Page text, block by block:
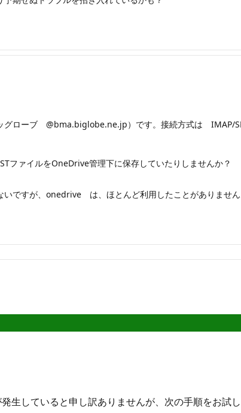
グローブ @bma.biglobe.ne.jp）です。接続方式は
ファイルをOneDrive管理下に保存していたりしませんか？
いですが、onedrive は、ほとんど利用したことがありません
生していると申し訳ありませんが、次の手順をお試し